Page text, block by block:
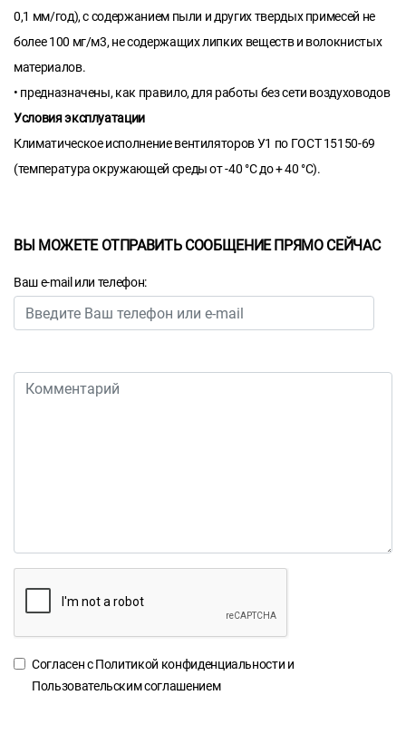
0,1 мм/год), с содержанием пыли и других твердых примесей не
более 100 мг/м3, не содержащих липких веществ и волокнистых
материалов.
• предназначены, как правило, для работы без сети воздуховодов
Условия эксплуатации
Климатическое исполнение вентиляторов У1 по ГОСТ 15150-69
(температура окружающей среды от -40 °С до + 40 °С).
ВЫ МОЖЕТЕ ОТПРАВИТЬ СООБЩЕНИЕ ПРЯМО СЕЙЧАС
Ваш e-mail или телефон:
Согласен сПолитикой конфиденциальности и
Пользовательским соглашением